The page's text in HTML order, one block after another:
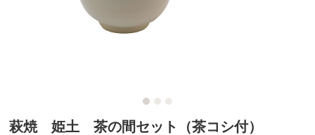
萩焼 姫土 茶の間セット（茶コシ付）